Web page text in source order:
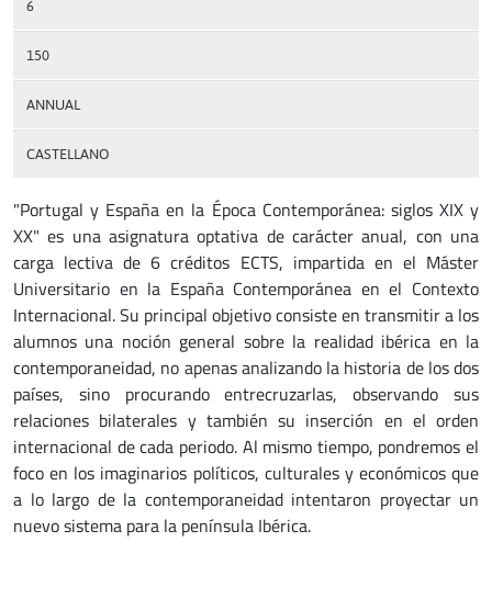
6
150
ANNUAL
CASTELLANO
"Portugal y España en la Época Contemporánea: siglos XIX y
XX" es una asignatura optativa de carácter anual, con una
carga lectiva de 6 créditos ECTS, impartida en el Máster
Universitario en la España Contemporánea en el Contexto
Internacional. Su principal objetivo consiste en transmitir a los
alumnos una noción general sobre la realidad ibérica en la
contemporaneidad, no apenas analizando la historia de los dos
países, sino procurando entrecruzarlas, observando sus
relaciones bilaterales y también su inserción en el orden
internacional de cada periodo. Al mismo tiempo, pondremos el
foco en los imaginarios políticos, culturales y económicos que
a lo largo de la contemporaneidad intentaron proyectar un
nuevo sistema para la península Ibérica.